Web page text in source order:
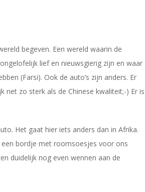
begeven. Een wereld waarin de
lief en nieuwsgierig zijn en waar
(Farsi). Ook de auto’s zijn anders. Er
net zo sterk als de Chinese kwaliteit;-) Er is
Het gaat hier iets anders dan in Afrika.
een bordje met roomsoesjes voor ons
duidelijk nog even wennen aan de